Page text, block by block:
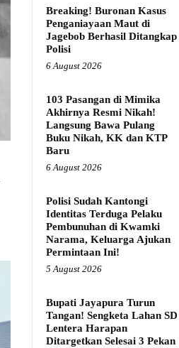
Breaking! Buronan Kasus
Penganiayaan Maut di
Jagebob Berhasil Ditangkap
Polisi
6 August 2026
103 Pasangan di Mimika
Akhirnya Resmi Nikah!
Langsung Bawa Pulang
Buku Nikah, KK dan KTP
Baru
6 August 2026
Polisi Sudah Kantongi
Identitas Terduga Pelaku
Pembunuhan di Kwamki
Narama, Keluarga Ajukan
Permintaan Ini!
5 August 2026
Bupati Jayapura Turun
Tangan! Sengketa Lahan SD
Lentera Harapan
Ditargetkan Selesai 3 Pekan